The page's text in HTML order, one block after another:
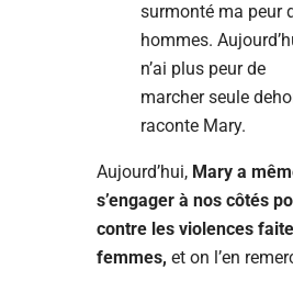
surmonté ma peur
hommes.
n’ai plus peur de
marcher seule
raconte Mary.
Aujourd’hui, Mary a
s’engager à nos côtés
contre les violences
femmes, et on l’en